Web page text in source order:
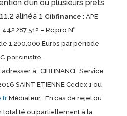
d’un ou plusieurs prêts
alinéa 1 Cibfinance: APE
287 512 – Rc pro N°
1.200.000 Euros par période
par sinistre.
à : CIBFINANCE Service
SAINT ETIENNE Cedex 1 ou
Médiateur : En cas de rejet ou
totalité ou partiellement à la